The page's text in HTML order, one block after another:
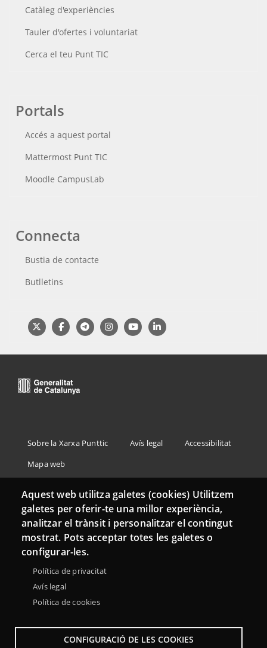
Catàleg d'experiències
Tauler d'ofertes i voluntariat
Cerca el teu Punt TIC
Portals
Accés a aquest portal
Mattermost Punt TIC
Moodle CampusLab
Connecta
Bustia de contacte
Butlletins
Aquest web utilitza galetes (cookies) Utilitzem
galetes per oferir-te una millor experiència,
analitzar el trànsit i personalitzar el contingut
mostrat. Pots acceptar totes les galetes o
configurar-les.
Política de privacitat
Avís legal
Política de cookies
CONFIGURACIÓ DE LES COOKIES
Menu
Footer
Sobre la Xarxa Punttic Avís legal
Accessibilitat
Mapa web